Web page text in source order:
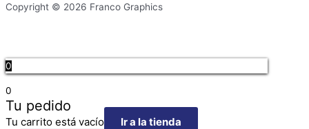
Copyright © 2026 Franco Graphics
0
0
Tu pedido
Tu carrito está vacío
Ir a la tienda